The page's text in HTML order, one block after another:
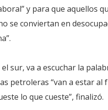
y para que aquellos
se conviertan en
el sur, va a escuchar la
petroleras “van a estar al
lo que cueste”, finalizó.